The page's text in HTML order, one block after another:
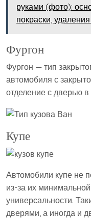
руками (фото):
покраски,
Фургон
Фургон — тип
автомобиля с
отделение с дверью в
Купе
Автомобили купе не
из-за их минимальной
универсальности.
дверями, а иногда и